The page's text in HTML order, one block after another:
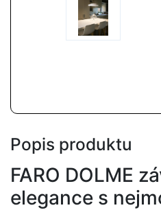
Popis produktu
FARO DOLME
elegance s